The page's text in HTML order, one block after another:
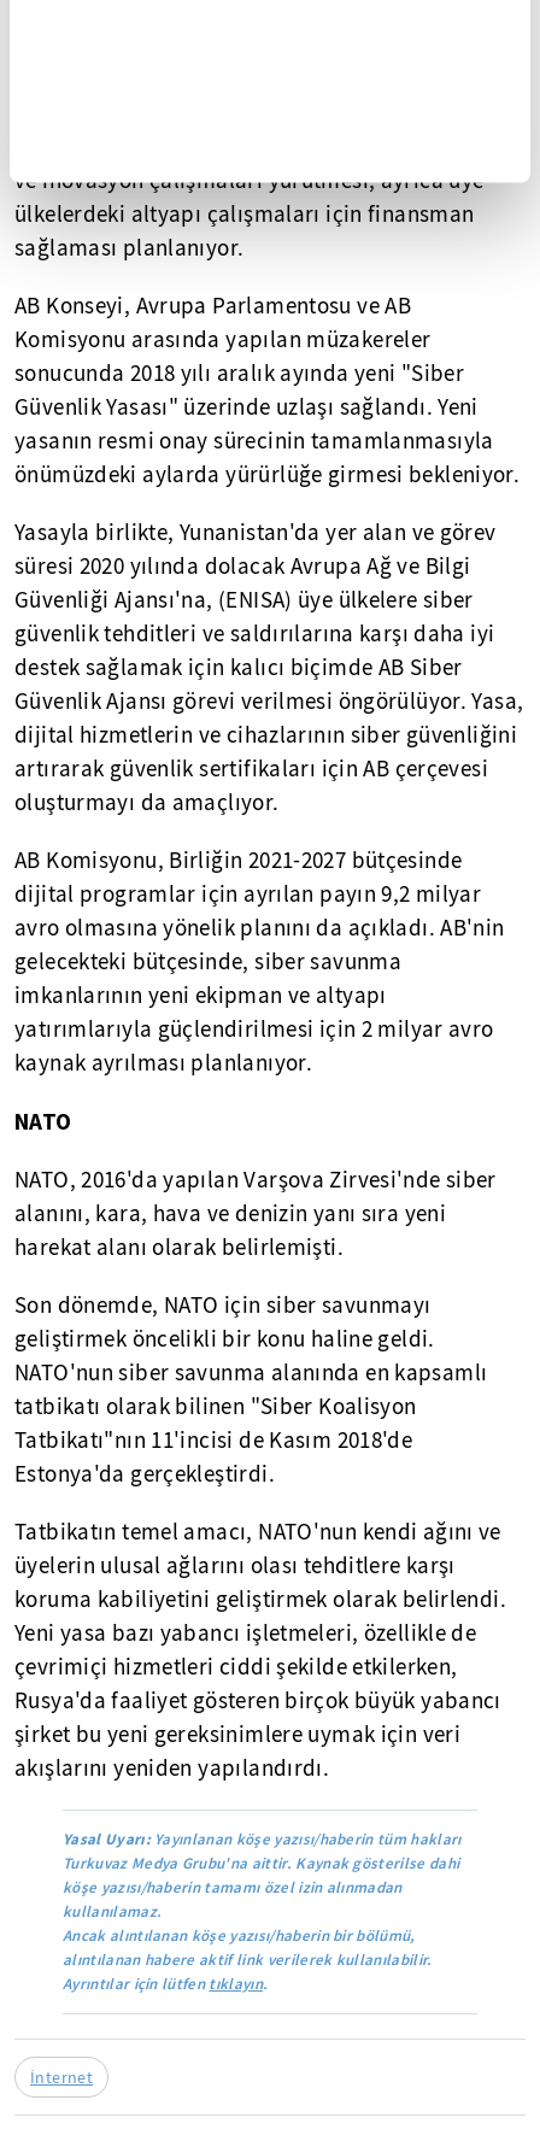
ve inovasyon çalışmaları yürütmesi, ayrıca üye
ülkelerdeki altyapı çalışmaları için finansman
sağlaması planlanıyor.
AB Konseyi, Avrupa Parlamentosu ve AB
Komisyonu arasında yapılan müzakereler
sonucunda 2018 yılı aralık ayında yeni "Siber
Güvenlik Yasası" üzerinde uzlaşı sağlandı. Yeni
yasanın resmi onay sürecinin tamamlanmasıyla
önümüzdeki aylarda yürürlüğe girmesi bekleniyor.
Yasayla birlikte, Yunanistan'da yer alan ve görev
süresi 2020 yılında dolacak Avrupa Ağ ve Bilgi
Güvenliği Ajansı'na, (ENISA) üye ülkelere siber
güvenlik tehditleri ve saldırılarına karşı daha iyi
destek sağlamak için kalıcı biçimde AB Siber
Güvenlik Ajansı görevi verilmesi öngörülüyor. Yasa,
dijital hizmetlerin ve cihazlarının siber güvenliğini
artırarak güvenlik sertifikaları için AB çerçevesi
oluşturmayı da amaçlıyor.
AB Komisyonu, Birliğin 2021-2027 bütçesinde
dijital programlar için ayrılan payın 9,2 milyar
avro olmasına yönelik planını da açıkladı. AB'nin
gelecekteki bütçesinde, siber savunma
imkanlarının yeni ekipman ve altyapı
yatırımlarıyla güçlendirilmesi için 2 milyar avro
kaynak ayrılması planlanıyor.
NATO
NATO, 2016'da yapılan Varşova Zirvesi'nde siber
alanını, kara, hava ve denizin yanı sıra yeni
harekat alanı olarak belirlemişti.
Son dönemde, NATO için siber savunmayı
geliştirmek öncelikli bir konu haline geldi.
NATO'nun siber savunma alanında en kapsamlı
tatbikatı olarak bilinen "Siber Koalisyon
Tatbikatı"nın 11'incisi de Kasım 2018'de
Estonya'da gerçekleştirdi.
Tatbikatın temel amacı, NATO'nun kendi ağını ve
üyelerin ulusal ağlarını olası tehditlere karşı
koruma kabiliyetini geliştirmek olarak belirlendi.
Yeni yasa bazı yabancı işletmeleri, özellikle de
çevrimiçi hizmetleri ciddi şekilde etkilerken,
Rusya'da faaliyet gösteren birçok büyük yabancı
şirket bu yeni gereksinimlere uymak için veri
akışlarını yeniden yapılandırdı.
Yasal Uyarı:Yayınlanan köşe yazısı/haberin tüm hakları
Turkuvaz Medya Grubu'na aittir. Kaynak gösterilse dahi
köşe yazısı/haberin tamamı özel izin alınmadan
kullanılamaz.
Ancak alıntılanan köşe yazısı/haberin bir bölümü,
alıntılanan habere aktif link verilerek kullanılabilir.
Ayrıntılar için lütfentıklayın.
İnternet